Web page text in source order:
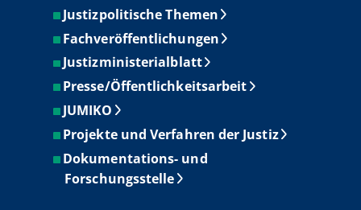
Justizpolitische Themen
Fachveröffentlichungen
Justizministerialblatt
Presse/Öffentlichkeitsarbeit
JUMIKO
Projekte und Verfahren der Justiz
Dokumentations- und
Forschungsstelle